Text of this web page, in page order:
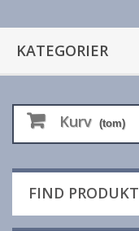
KATEGORIER
Kurv (tom)
FIND PRODUKT